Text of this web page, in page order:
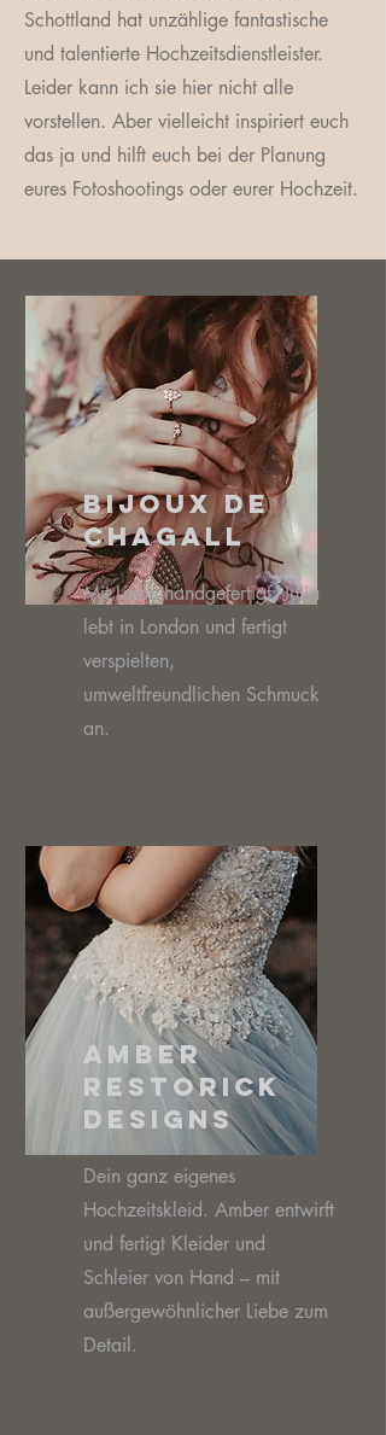
Schottland hat unzählige fantastische
und talentierte Hochzeitsdienstleister.
Leider kann ich sie hier nicht alle
vorstellen. Aber vielleicht inspiriert euch
das ja und hilft euch bei der Planung
eures Fotoshootings oder eurer Hochzeit.
Bijoux De
Chagall
Mit Liebe handgefertigt. Julia
lebt in London und fertigt
verspielten,
umweltfreundlichen Schmuck
an.
Amber
Restorick
Designs
Dein ganz eigenes
Hochzeitskleid. Amber entwirft
und fertigt Kleider und
Schleier von Hand – mit
außergewöhnlicher Liebe zum
Detail.